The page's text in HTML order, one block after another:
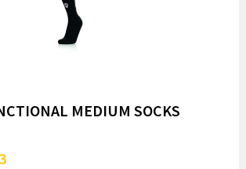
MEDIUM SOCKS